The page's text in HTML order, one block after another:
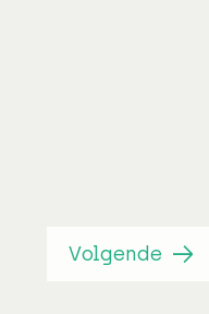
Volgende